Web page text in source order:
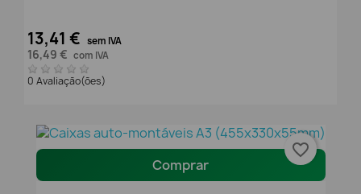
13,41 € sem IVA
16,49 € com IVA
0 Avaliação(ões)
Comprar
favorite_border